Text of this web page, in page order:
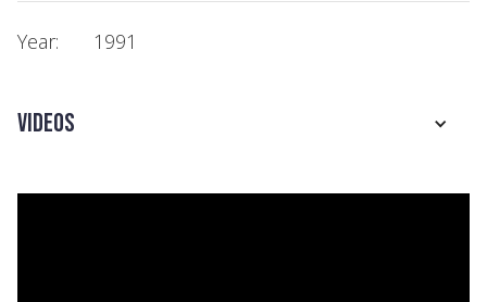
Year: 1991
Videos